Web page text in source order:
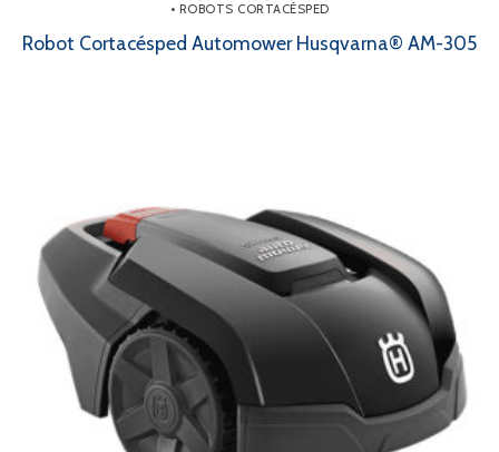
• ROBOTS CORTACÉSPED
Robot Cortacésped Automower Husqvarna® AM-305